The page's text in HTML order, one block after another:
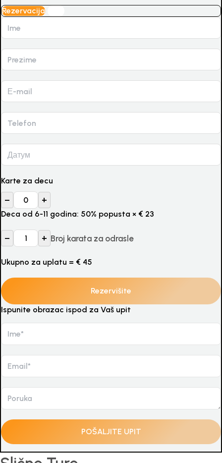
Rezervacija
Karte za decu
– +
Deca od 6-11 godina: 50% popusta × € 23
– + Broj karata za odrasle
Ukupno za uplatu = € 45
Ispunite obrazac ispod za Vaš upit